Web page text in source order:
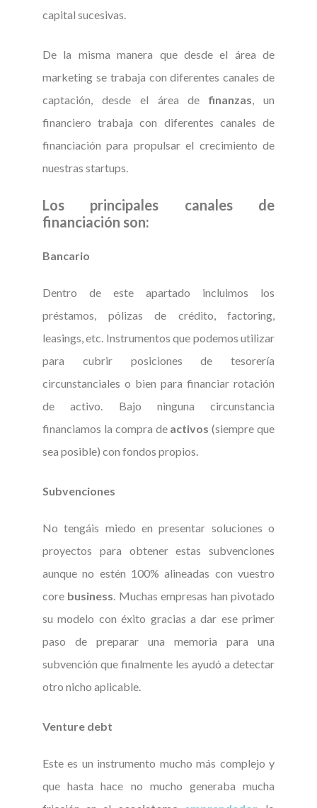
capital sucesivas.
De la misma manera que desde el área de
marketing se trabaja con diferentes canales de
captación, desde el área definanzas, un
financiero trabaja con diferentes canales de
financiación para propulsar el crecimiento de
nuestras startups.
Los principales canales de
financiación son:
Bancario
Dentro de este apartado incluimos los
préstamos, pólizas de crédito, factoring,
leasings, etc. Instrumentos que podemos utilizar
para cubrir posiciones de tesorería
circunstanciales o bien para financiar rotación
de activo. Bajo ninguna circunstancia
financiamos la compra de activos (siempre que
sea posible) con fondos propios.
Subvenciones
No tengáis miedo en presentar soluciones o
proyectos para obtener estas subvenciones
aunque no estén 100% alineadas con vuestro
core business. Muchas empresas han pivotado
su modelo con éxito gracias a dar ese primer
paso de preparar una memoria para una
subvención que finalmente les ayudó a detectar
otro nicho aplicable.
Venture debt
Este es un instrumento mucho más complejo y
que hasta hace no mucho generaba mucha